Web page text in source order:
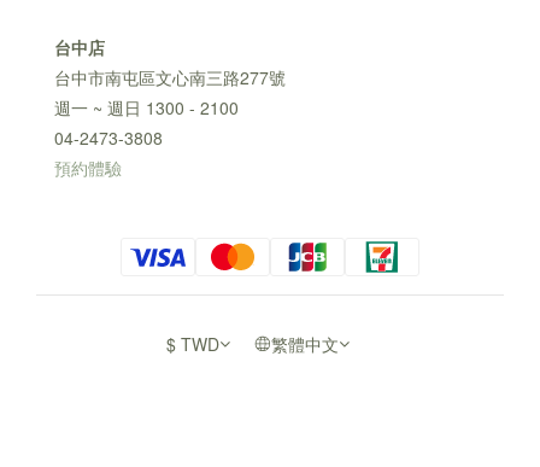
台中店
台中市南屯區文心南三路277號
週一 ~ 週日 1300 - 2100
04-2473-3808
預約體驗
$ TWD 繁體中文